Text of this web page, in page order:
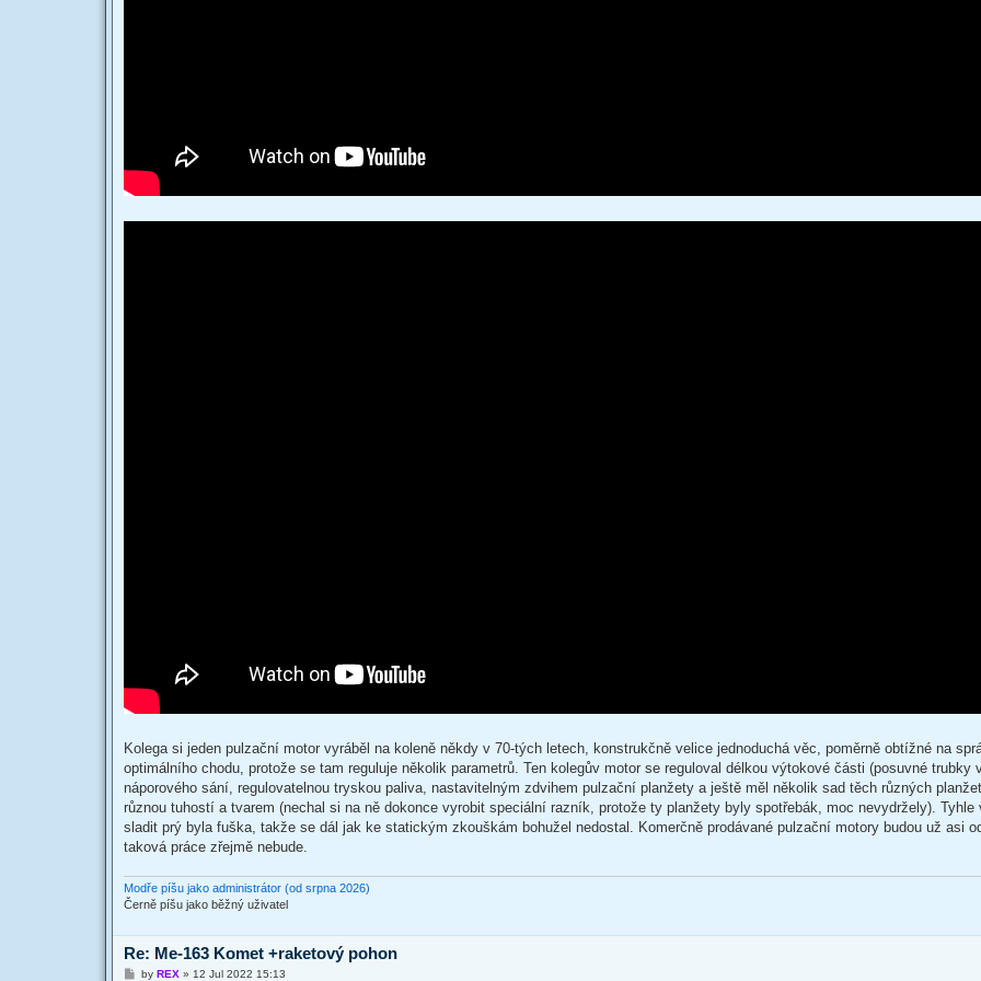
Kolega si jeden pulzační motor vyráběl na koleně někdy v 70-tých letech, konstrukčně velice jednoduchá věc, poměrně obtížné na
optimálního chodu, protože se tam reguluje několik parametrů. Ten kolegův motor se reguloval délkou výtokové části (posuvné trubky
náporového sání, regulovatelnou tryskou paliva, nastavitelným zdvihem pulzační planžety a ještě měl několik sad těch různých
různou tuhostí a tvarem (nechal si na ně dokonce vyrobit speciální razník, protože ty planžety byly spotřebák, moc nevydržely). Tyhle
sladit prý byla fuška, takže se dál jak ke statickým zkouškám bohužel nedostal. Komerčně prodávané pulzační motory budou už asi
taková práce zřejmě nebude.
Modře píšu jako administrátor (od srpna 2026)
Černě píšu jako běžný uživatel
Re: Me-163 Komet +raketový pohon
Pby REX» 12 Jul 2022 15:13